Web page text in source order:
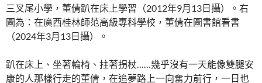
三叉尾小學，董倩趴在床上學習（2012年9月13日攝）。右
圖為：在廣西桂林師范高級專科學校，董倩在圖書館看書
（2024年3月13日攝）。
趴在床上、坐著輪椅、拄著拐杖……幾乎沒有一天能像雙腿安
康的人那樣行走的董倩，在追夢路上一向奮力前行，一日也